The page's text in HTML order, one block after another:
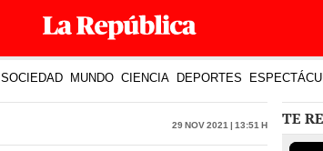
SOCIEDAD MUNDO CIENCIA DEPORTES
29 Nov 2021 | 13:51 h TE